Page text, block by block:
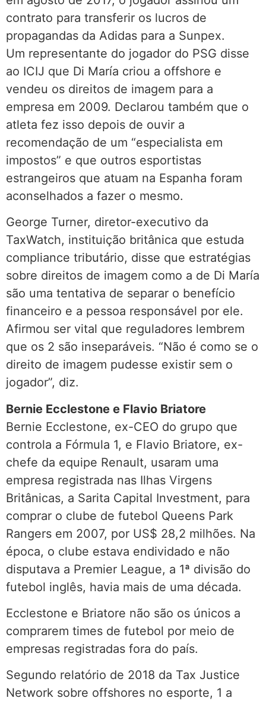
contrato para transferir os lucros de
propagandas da Adidas para a Sunpex.
Um representante do jogador do PSG disse
ao ICIJ que Di María criou a offshore e
vendeu os direitos de imagem para a
empresa em 2009. Declarou também que o
atleta fez isso depois de ouvir a
recomendação de um “especialista em
impostos” e que outros esportistas
estrangeiros que atuam na Espanha foram
aconselhados a fazer o mesmo.
George Turner, diretor-executivo da
TaxWatch, instituição britânica que estuda
compliance tributário, disse que estratégias
sobre direitos de imagem como a de Di María
são uma tentativa de separar o benefício
financeiro e a pessoa responsável por ele.
Afirmou ser vital que reguladores lembrem
que os 2 são inseparáveis. “Não é como se o
direito de imagem pudesse existir sem o
jogador”, diz.
Bernie Ecclestone e Flavio Briatore
Bernie Ecclestone, ex-CEO do grupo que
controla a Fórmula 1, e Flavio Briatore, ex-
chefe da equipe Renault, usaram uma
empresa registrada nas Ilhas Virgens
Britânicas, a Sarita Capital Investment, para
comprar o clube de futebol Queens Park
Rangers em 2007, por US$ 28,2 milhões. Na
época, o clube estava endividado e não
disputava a Premier League, a 1ª divisão do
futebol inglês, havia mais de uma década.
Ecclestone e Briatore não são os únicos a
comprarem times de futebol por meio de
empresas registradas fora do país.
Segundo relatório de 2018 da Tax Justice
Network sobre offshores no esporte, 1 a